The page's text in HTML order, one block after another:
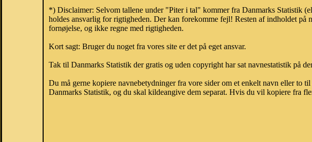
*) Disclaimer: Selvom tallene under "Piter i tal" kommer fra Danmarks Statistik
holdes ansvarlig for rigtigheden. Der kan forekomme fejl! Resten af indholdet
fornøjelse, og ikke regne med rigtigheden.
Kort sagt: Bruger du noget fra vores site er det på eget ansvar.
Tak til Danmarks Statistik der gratis og uden copyright har sat navnestatistik på
Du må gerne kopiere navnebetydninger fra vore sider om et enkelt navn eller to
Danmarks Statistik, og du skal kildeangive dem separat. Hvis du vil kopiere fra